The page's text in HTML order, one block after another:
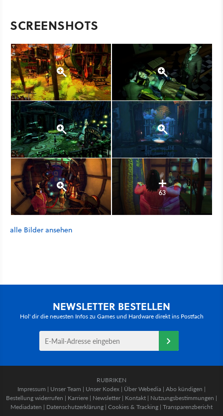
SCREENSHOTS
63
alle Bilder ansehen
NEWSLETTER BESTELLEN
Hol' dir die neuesten Infos zu Games und Hardware direkt ins Postfach
RUBRIKEN
Impressum | Unser Team | Unser Kodex | Über Webedia | Abo kündigen |
Bestellung widerrufen | Karriere | Newsletter | Kontakt | Nutzungsbestimmungen |
Mediadaten | Datenschutzerklärung | Cookies & Tracking | Transparenzbericht